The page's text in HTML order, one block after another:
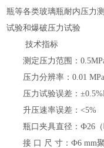
瓶等各类玻璃瓶耐内压力
试验和爆破压力试验
技术指标
测定压力范围：
压力分辨率：0.01 MPa
压力试验误差：
升压速率误差：<5%
瓶口夹具直径：Ф26（
接 口 尺 寸：Ф6 mm